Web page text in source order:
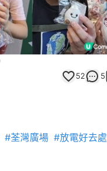
52 5
#荃灣廣場 #放電好去處